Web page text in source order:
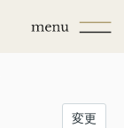
変更